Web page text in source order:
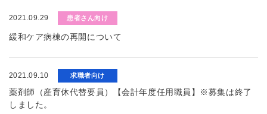
2021.09.29 患者さん向け
緩和ケア病棟の再開について
2021.09.10 求職者向け
薬剤師（産育休代替要員）【会計年度任用職員】※募集は終了
しました。